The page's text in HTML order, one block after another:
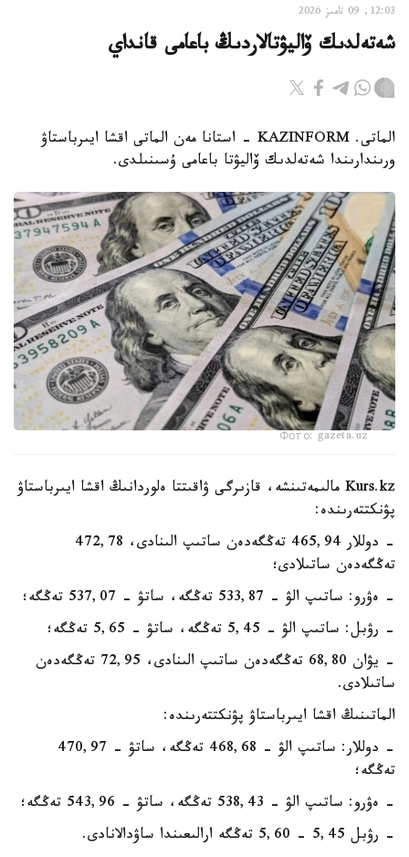
12:03, 09 تامىز 2026
شەتەلدىك ۆاليۋتالاردىڭ باعامى قانداي
الماتى. KAZINFORM - استانا مەن الماتى اقشا ايىرباستاۋ
ورىندارىندا شەتەلدىك ۆاليۋتا باعامى ۇسىنىلدى.
Фото: gazeta.uz
Kurs.kz مالىمەتىنشە، قازىرگى ۋاقىتتا ەلوردانىڭ اقشا ايىرباستاۋ
پۋنكتتەرىندە:
- دوللار 465,94 تەڭگەدەن ساتىپ الىنادى، 472,78
تەڭگەدەن ساتىلادى؛
- ەۋرو: ساتىپ الۋ - 533,87 تەڭگە، ساتۋ - 537,07 تەڭگە؛
- رۋبل: ساتىپ الۋ - 5,45 تەڭگە، ساتۋ - 5,65 تەڭگە؛
- يۋان 68,80 تەڭگەدەن ساتىپ الىنادى، 72,95 تەڭگەدەن
ساتىلادى.
الماتىنىڭ اقشا ايىرباستاۋ پۋنكتتەرىندە:
- دوللار: ساتىپ الۋ - 468,68 تەڭگە، ساتۋ - 470,97
تەڭگە؛
- ەۋرو: ساتىپ الۋ - 538,43 تەڭگە، ساتۋ - 543,96 تەڭگە؛
- رۋبل 5,45 - 5,60 تەڭگە ارالىعىندا ساۋدالانادى.